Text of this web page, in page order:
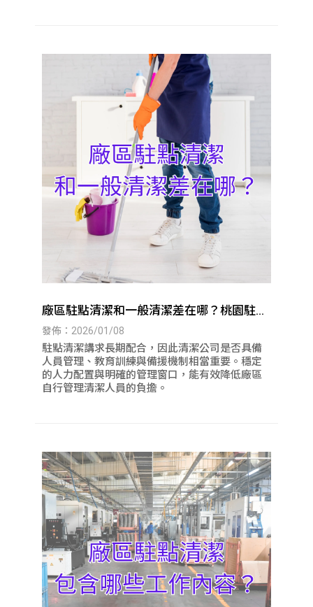
廠區駐點清潔和一般清潔差在哪？桃園駐點
清潔｜八德駐點清潔
發佈：2026/01/08
駐點清潔講求長期配合，因此清潔公司是否具備
人員管理、教育訓練與備援機制相當重要。穩定
的人力配置與明確的管理窗口，能有效降低廠區
自行管理清潔人員的負擔。